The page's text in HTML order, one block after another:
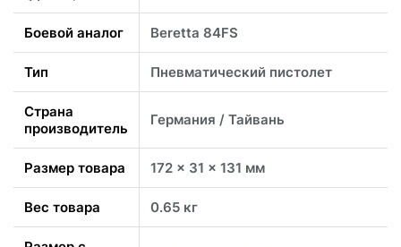
Боевой аналог Beretta 84FS
Тип Пневматический пистолет
Страна
производитель
Германия / Тайвань
Размер товара 172 x 31 x 131 мм
Вес товара 0.65 кг